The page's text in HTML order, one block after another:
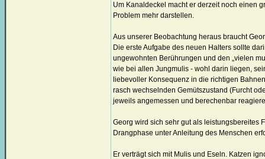
Um Kanaldeckel macht er derzeit noch einen
Problem mehr darstellen.
Aus unserer Beobachtung heraus braucht
Die erste Aufgabe des neuen Halters sollte
ungewohnten Berührungen und den „vielen
wie bei allen Jungmulis - wohl darin liegen,
liebevoller Konsequenz in die richtigen
rasch wechselnden Gemütszustand (Furcht
jeweils angemessen und berechenbar
Georg wird sich sehr gut als leistungsbereites
Drangphase unter Anleitung des Menschen
Er verträgt sich mit Mulis und Eseln. Katzen